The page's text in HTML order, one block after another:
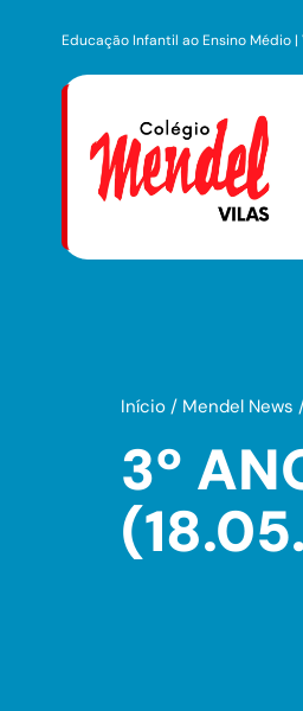
Educação Infantil ao Ensino Médio
Início / Mendel News
3º